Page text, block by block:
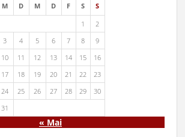
M D M D F S
S
1
2
3
4 5 6 7 8
9
10
11 12 13 14 15
16
17
18 19 20 21 22
23
24
25 26 27 28 29
30
31
« Mai